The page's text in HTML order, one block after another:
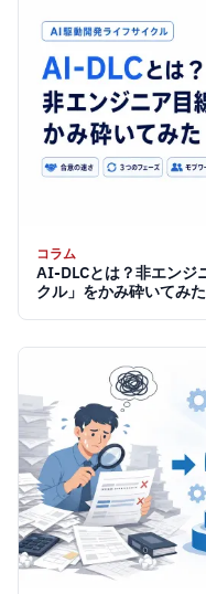
コラム
AI-DLCとは？非エンジ
クル」をかみ砕いてみた